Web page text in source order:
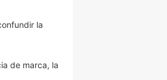
la
de marca, la